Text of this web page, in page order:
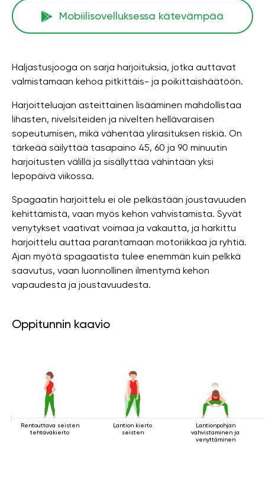
Mobiilisovelluksessa kätevämpää
Haljastusjooga on sarja harjoituksia, jotka auttavat
valmistamaan kehoa pitkittäis- ja poikittaishäätöön.
Harjoitteluajan asteittainen lisääminen mahdollistaa
lihasten, nivelsiteiden ja nivelten hellävaraisen
sopeutumisen, mikä vähentää ylirasituksen riskiä. On
tärkeää säilyttää tasapaino 45, 60 ja 90 minuutin
harjoitusten välillä ja sisällyttää vähintään yksi
lepopäivä viikossa.
Spagaatin harjoittelu ei ole pelkästään joustavuuden
kehittämistä, vaan myös kehon vahvistamista. Syvät
venytykset vaativat voimaa ja vakautta, ja harkittu
harjoittelu auttaa parantamaan motoriikkaa ja ryhtiä.
Ajan myötä spagaatista tulee enemmän kuin pelkkä
saavutus, vaan luonnollinen ilmentymä kehon
vapaudesta ja joustavuudesta.
Oppitunnin kaavio
Rentouttava seisten
tehtäväkierto
Lantion kierto
seisten
Lantionpohjan
vahvistaminen ja
venyttäminen